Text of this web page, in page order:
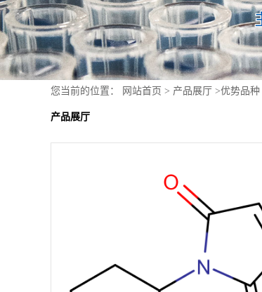
您当前的位置： 网站首页 > 产品展厅 >优势品种
产品展厅